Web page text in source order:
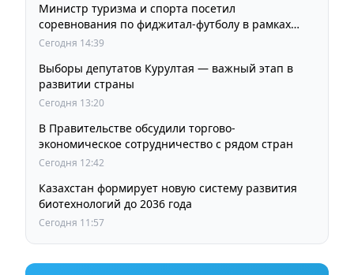
Министр туризма и спорта посетил
соревнования по фиджитал-футболу в рамках
«Игр Будущего 2026»
Сегодня 14:39
Выборы депутатов Курултая — важный этап в
развитии страны
Сегодня 13:20
В Правительстве обсудили торгово-
экономическое сотрудничество с рядом стран
Сегодня 12:42
Казахстан формирует новую систему развития
биотехнологий до 2036 года
Сегодня 11:57